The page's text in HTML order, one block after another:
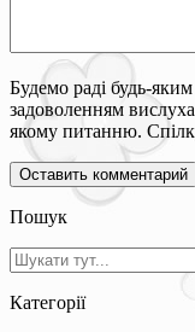
Будемо раді будь-
задоволенням
якому питанню.
Пошук
Категорії